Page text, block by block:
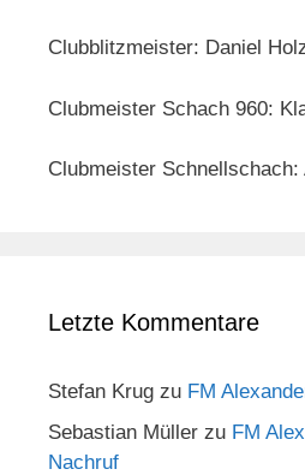
Clubblitzmeister: Daniel
Clubmeister Schach 960:
Clubmeister Schnellschach:
Letzte Kommentare
Stefan Krug zu FM
Sebastian Müller zu FM
Nachruf